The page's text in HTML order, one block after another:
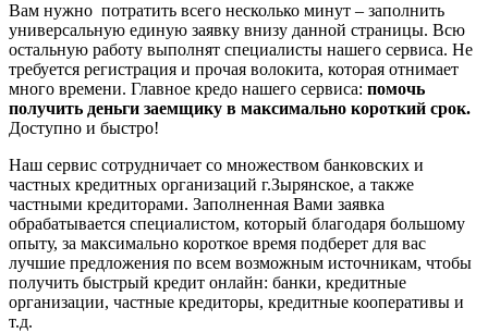
Вам нужно потратить всего несколько минут – заполнить
универсальную единую заявку внизу данной страницы. Всю
остальную работу выполнят специалисты нашего сервиса. Не
требуется регистрация и прочая волокита, которая отнимает
много времени. Главное кредо нашего сервиса: помочь
получить деньги заемщику в максимально короткий срок.
Доступно и быстро!
Наш сервис сотрудничает со множеством банковских и
частных кредитных организаций г.Зырянское, а также
частными кредиторами. Заполненная Вами заявка
обрабатывается специалистом, который благодаря большому
опыту, за максимально короткое время подберет для вас
лучшие предложения по всем возможным источникам, чтобы
получить быстрый кредит онлайн: банки, кредитные
организации, частные кредиторы, кредитные кооперативы и
т.д.